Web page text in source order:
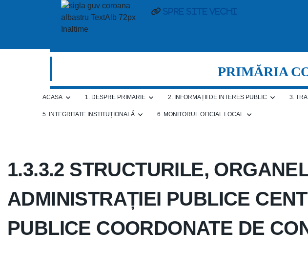
Spre site vechi
PRIMĂRIA
ACASA 1. DESPRE PRIMARIE 2. INFORMAȚII DE INTERES PUBLIC 3.
5. INTEGRITATE INSTITUȚIONALĂ 6. MONITORUL OFICIAL LOCAL
1.3.3.2 STRUCTURILE,
ADMINISTRAȚIEI PUBLICE
PUBLICE COORDONATE DE